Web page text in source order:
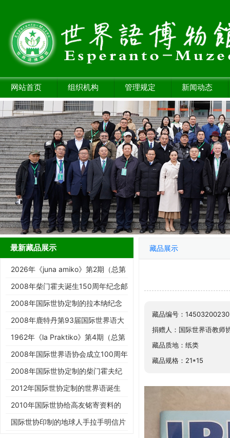
网站首页 组织机构 管理规定 新闻动态
最新藏品展示
2026年《juna amiko》第2期（总第
187期）
2008年柴门霍夫诞生150周年纪念邮
票
2008年国际世协定制的拉本纳纪念
邮票
2008年鹿特丹第93届国际世界语大
会纪念邮票
1962年《la Praktiko》第4期（总第
294期）
2008年国际世界语协会成立100周年
纪念邮票
2008年国际世协定制的柴门霍夫纪
念邮票
2012年国际世协定制的世界语诞生
125周年邮票
2010年国际世协给高友铭寄资料的
信封
国际世协印制的地球人手拉手明信片
藏品展示
藏品编号：
捐赠人：国际世界语教师
藏品质地：纸类
藏品规格：21*15